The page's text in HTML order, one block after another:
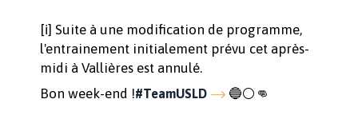
[ℹ️] Suite à une modification de programme,
l'entrainement initialement prévu cet après-
midi à Vallières est annulé.
Bon week-end !#TeamUSLD 🔵⚪👊